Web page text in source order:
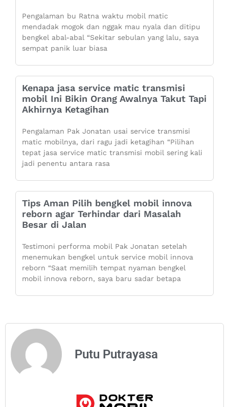
Pengalaman bu Ratna waktu mobil matic
mendadak mogok dan nggak mau nyala dan ditipu
bengkel abal-abal “Sekitar sebulan yang lalu, saya
sempat panik luar biasa
Kenapa jasa service matic transmisi
mobil Ini Bikin Orang Awalnya Takut Tapi
Akhirnya Ketagihan
Pengalaman Pak Jonatan usai service transmisi
matic mobilnya, dari ragu jadi ketagihan “Pilihan
tepat jasa service matic transmisi mobil sering kali
jadi penentu antara rasa
Tips Aman Pilih bengkel mobil innova
reborn agar Terhindar dari Masalah
Besar di Jalan
Testimoni performa mobil Pak Jonatan setelah
menemukan bengkel untuk service mobil innova
reborn “Saat memilih tempat nyaman bengkel
mobil innova reborn, saya baru sadar betapa
Putu Putrayasa